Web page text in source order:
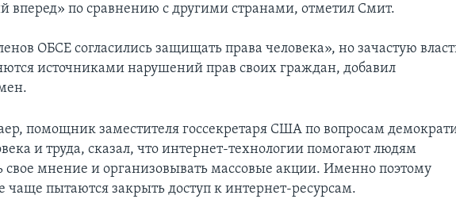
вперед» по сравнению с другими странами, отметил Смит.
ОБСЕ согласились защищать права человека», но зачастую
источниками нарушений прав своих граждан, добавил
помощник заместителя госсекретаря США по вопросам
и труда, сказал, что интернет-технологии помогают людям
свое мнение и организовывать массовые акции. Именно поэтому
чаще пытаются закрыть доступ к интернет-ресурсам.